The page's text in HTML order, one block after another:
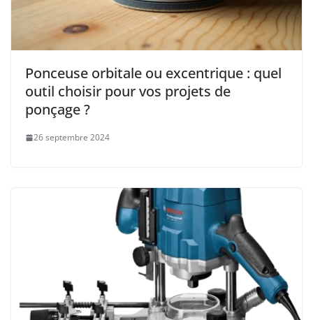
Ponceuse orbitale ou excentrique : quel
outil choisir pour vos projets de
ponçage ?
26 septembre 2024